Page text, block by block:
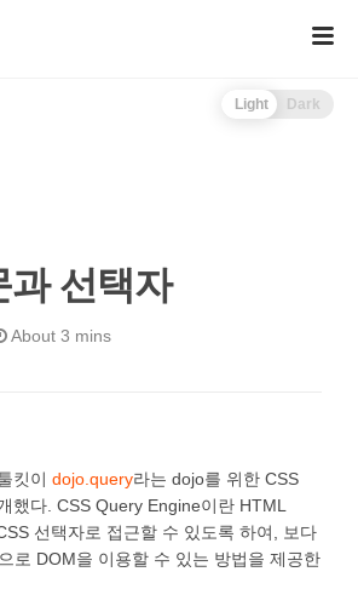
Light Dark
과 선택자
About 3 mins
킷이 dojo.query라는 dojo를 위한 CSS
했다. CSS Query Engine이란 HTML
선택자로 접근할 수 있도록 하여, 보다
로 DOM을 이용할 수 있는 방법을 제공한